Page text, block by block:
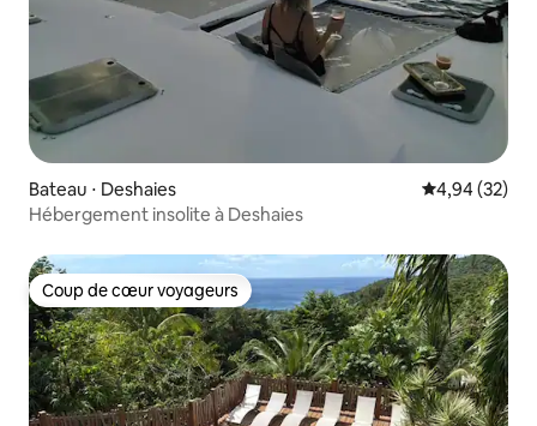
Bateau ⋅ Deshaies Évaluation
4,94 (32)
Hébergement insolite à Deshaies
Coup de cœur voyageurs
Coup de cœur voyageurs